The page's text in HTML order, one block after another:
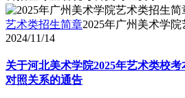
艺术类招生简章2025年广州美术学
2024/11/14
关于河北美术学院2025年艺术类校
对照关系的通告